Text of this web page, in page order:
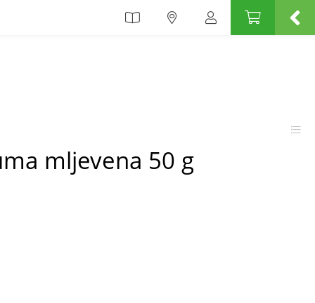
mljevena 50 g